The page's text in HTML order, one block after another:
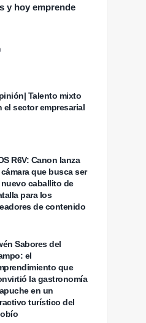
y hoy emprende
Talento mixto
el sector empresarial
R6V: Canon lanza
cámara que busca ser
caballito de
para los
de contenido
Sabores del
el
que
la gastronomía
en un
turístico del